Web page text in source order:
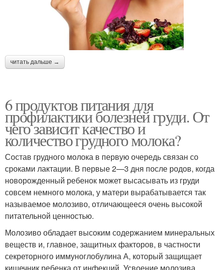
читать дальше →
6 продуктов питания для
профилактики болезней груди. От
чего зависит качество и
количество грудного молока?
Состав грудного молока в первую очередь связан со
срока­ми лактации. В первые 2—3 дня после родов, когда
новорож­денный ребенок может высасывать из груди
совсем немного молока, у матери вырабатывается так
называемое молозиво, отличающееся очень высокой
питательной ценностью.
Моло­зиво обладает высоким содержанием минеральных
веществ и, главное, защитных факторов, в частности
секреторного иммуноглобулина А, который защищает
кишечник ребенка от инфекций. Усвоение молозива